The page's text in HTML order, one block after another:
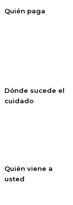
Quién paga
Dónde sucede el
cuidado
Quién viene a
usted